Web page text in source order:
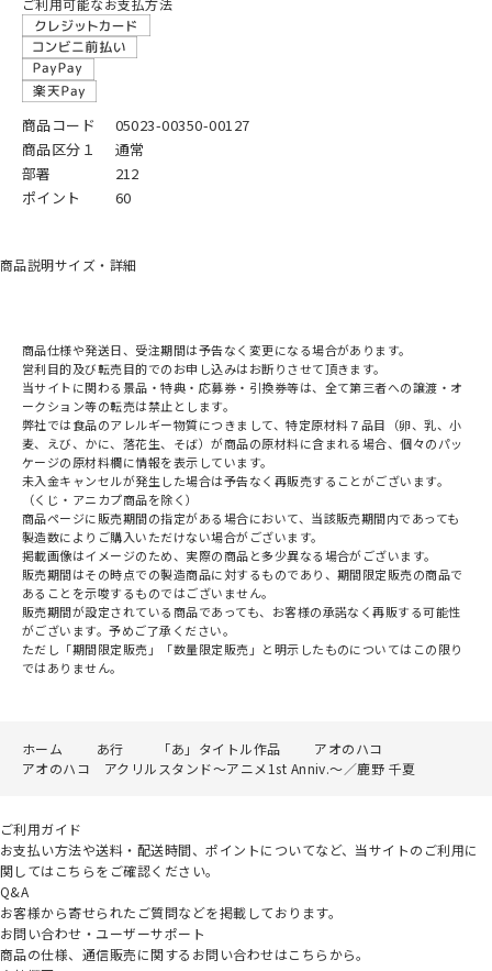
ご利用可能なお支払方法
商品コード
05023-00350-00127
商品区分１
通常
部署
212
ポイント
60
商品説明サイズ・詳細
商品仕様や発送日、受注期間は予告なく変更になる場合があります。
営利目的及び転売目的でのお申し込みはお断りさせて頂きます。
当サイトに関わる景品・特典・応募券・引換券等は、全て第三者への譲渡・オ
ークション等の転売は禁止とします。
弊社では食品のアレルギー物質につきまして、特定原材料７品目（卵、乳、小
麦、えび、かに、落花生、そば）が商品の原材料に含まれる場合、個々のパッ
ケージの原材料欄に情報を表示しています。
未入金キャンセルが発生した場合は予告なく再販売することがございます。
（くじ・アニカプ商品を除く）
商品ページに販売期間の指定がある場合において、当該販売期間内であっても
製造数によりご購入いただけない場合がございます。
掲載画像はイメージのため、実際の商品と多少異なる場合がございます。
販売期間はその時点での製造商品に対するものであり、期間限定販売の商品で
あることを示唆するものではございません。
販売期間が設定されている商品であっても、お客様の承諾なく再販する可能性
がございます。予めご了承ください。
ただし「期間限定販売」「数量限定販売」と明示したものについてはこの限り
ではありません。
ホーム あ行 「あ」タイトル作品
アオのハコ
アオのハコ アクリルスタンド～アニメ1st Anniv.～／鹿野 千夏
ご利用ガイド
お支払い方法や送料・配送時間、ポイントについてなど、当サイトのご利用に
関してはこちらをご確認ください。
Q&A
お客様から寄せられたご質問などを掲載しております。
お問い合わせ・ユーザーサポート
商品の仕様、通信販売に関するお問い合わせはこちらから。